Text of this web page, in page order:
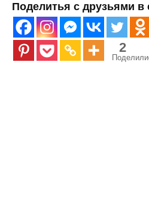
Поделитья с друзьями в
2